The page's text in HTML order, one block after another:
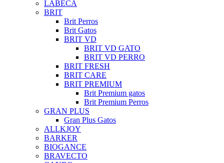
LABECA
BRIT
Brit Perros
Brit Gatos
BRIT VD
BRIT VD GATO
BRIT VD PERRO
BRIT FRESH
BRIT CARE
BRIT PREMIUM
Brit Premium gatos
Brit Premium Perros
GRAN PLUS
Gran Plus Gatos
ALLKJOY
BARKER
BIOGANCE
BRAVECTO